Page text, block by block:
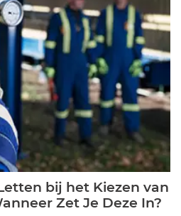
bij het Kiezen van
Zet Je Deze In?